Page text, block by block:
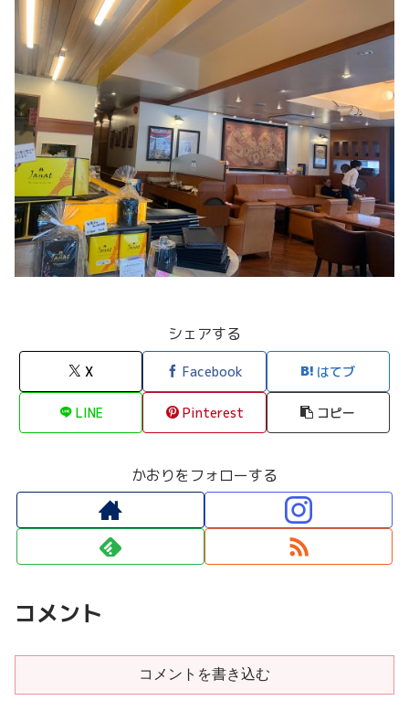
シェアする
X Facebook はてブ
LINE Pinterest コピー
かおりをフォローする
コメント
コメントを書き込む